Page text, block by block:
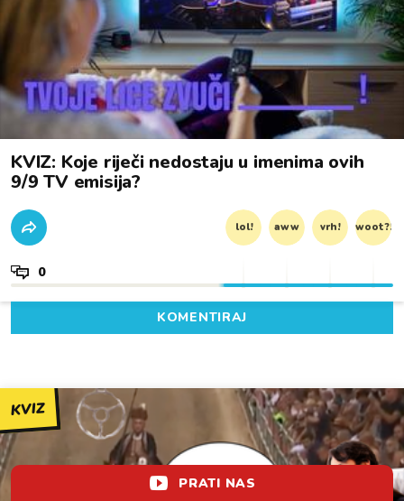
KVIZ: Koje riječi nedostaju u imenima ovih
9/9 TV emisija?
lol! aww vrh! woot?!
0
KOMENTIRAJ
KVIZ
PRATI NAS